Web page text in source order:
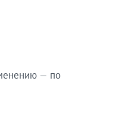
— по